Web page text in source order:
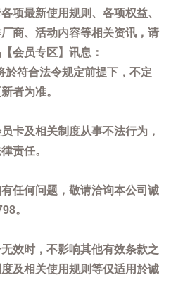
项最新使用规则、各项权益、
商、活动内容等相关资讯，请
会员专区】讯息：
符合法令规定前提下，不定
者为准。
卡及相关制度从事不法行为，
责任。
任何问题，敬请洽询本公司诚
。
效时，不影响其他有效条款之
及相关使用规则等仅适用於诚